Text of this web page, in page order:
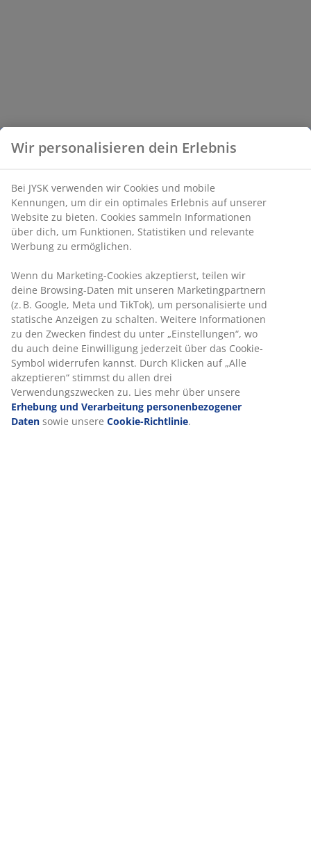
Wir personalisieren dein Erlebnis
Bei JYSK verwenden wir Cookies und mobile
Kennungen, um dir ein optimales Erlebnis auf unserer
Website zu bieten. Cookies sammeln Informationen
über dich, um Funktionen, Statistiken und relevante
Werbung zu ermöglichen.
Wenn du Marketing-Cookies akzeptierst, teilen wir
deine Browsing-Daten mit unseren Marketingpartnern
(z. B. Google, Meta und TikTok), um personalisierte und
statische Anzeigen zu schalten. Weitere Informationen
zu den Zwecken findest du unter „Einstellungen“, wo
du auch deine Einwilligung jederzeit über das Cookie-
Symbol widerrufen kannst. Durch Klicken auf „Alle
akzeptieren“ stimmst du allen drei
Verwendungszwecken zu. Lies mehr über unsere
Erhebung und Verarbeitung personenbezogener
Daten sowie unsere Cookie-Richtlinie.